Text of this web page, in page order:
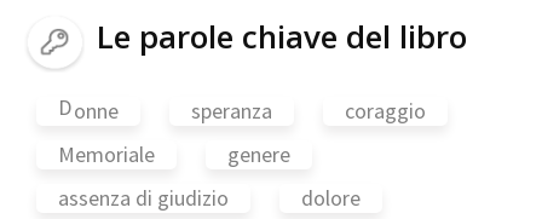
Le parole chiave del libro
Donne speranza
coraggio
Memoriale
genere
assenza di giudizio
dolore